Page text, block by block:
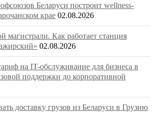
Беларуси построит wellness-
крае 02.08.2026
магистрали. Как работает станция
02.08.2026
на IT-обслуживание для бизнеса в
поддержки до корпоративной
доставку грузов из Беларуси в Грузию